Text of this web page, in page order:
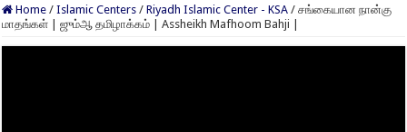
Home / Islamic Centers / Riyadh Islamic Center - KSA / சங்கையான நான்கு
மாதங்கள் | ஜும்ஆ தமிழாக்கம் | Assheikh Mafhoom Bahji |